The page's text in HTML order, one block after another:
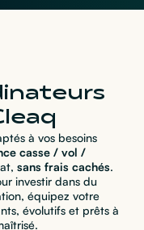
à vos besoins
casse / vol /
sans frais cachés.
investir dans du
équipez votre
évolutifs et prêts à